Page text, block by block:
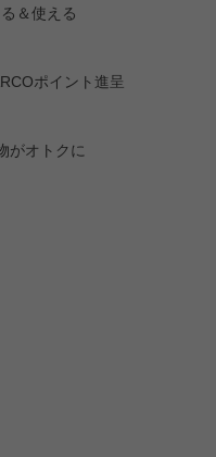
＆使える
ポイント進呈
がオトクに